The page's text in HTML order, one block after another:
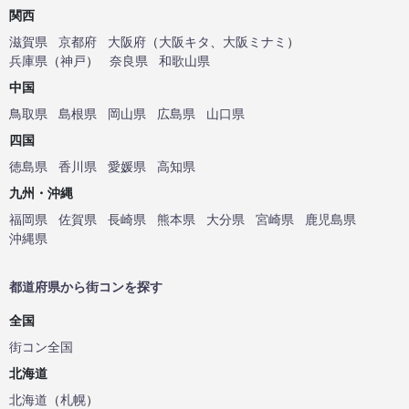
関西
滋賀県
京都府 大阪府 （大阪キタ 大阪ミナミ ）
兵庫県 （神戸） 奈良県
和歌山県
中国
鳥取県
島根県 岡山県 広島県
山口県
四国
徳島県
香川県 愛媛県
高知県
九州・沖縄
福岡県
佐賀県 長崎県 熊本県 大分県 宮崎県
鹿児島県
沖縄県
都道府県から街コンを探す
全国
街コン全国
北海道
北海道 （札幌）